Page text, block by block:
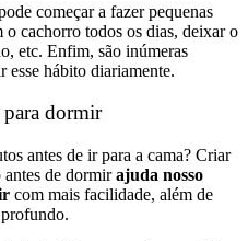
começar a fazer pequenas
o cachorro todos os dias, deixar o
etc. Enfim, são inúmeras
esse hábito diariamente.
dormir
antes de ir para a cama? Criar
antes de dormirajuda nosso
com mais facilidade, além de